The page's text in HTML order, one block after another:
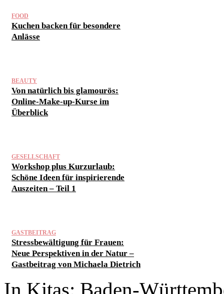
FOOD
Kuchen backen für besondere
Anlässe
BEAUTY
Von natürlich bis glamourös:
Online-Make-up-Kurse im
Überblick
GESELLSCHAFT
Workshop plus Kurzurlaub:
Schöne Ideen für inspirierende
Auszeiten – Teil 1
GASTBEITRAG
Stressbewältigung für Frauen:
Neue Perspektiven in der Natur –
Gastbeitrag von Michaela Dietrich